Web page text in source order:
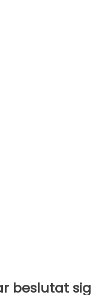
beslutat sig